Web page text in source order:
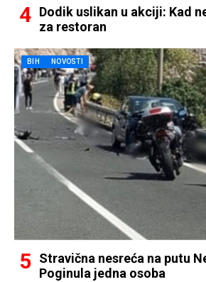
Dodik uslikan u akciji: Kad
za restoran
BIH NOVOSTI
Stravična nesreća na putu
Poginula jedna osoba